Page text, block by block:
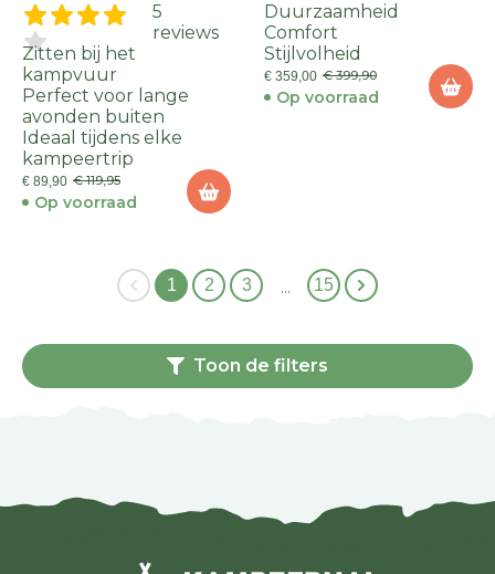
5
reviews
Zitten bij het
kampvuur
Perfect voor lange
avonden buiten
Ideaal tijdens elke
kampeertrip
€ 89,90 € 119,95
Op voorraad
Duurzaamheid
Comfort
Stijlvolheid
€ 359,00 € 399,90
Op voorraad
1 2 3 … 15
Toon de filters